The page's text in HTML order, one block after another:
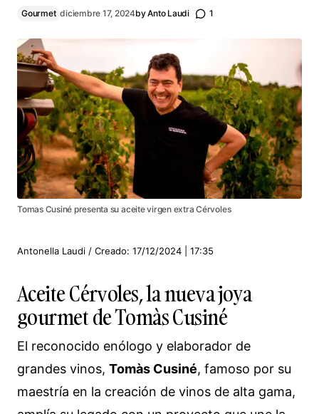
Gourmet diciembre 17, 2024byAnto Laudi 1
Tomas Cusiné presenta su aceite virgen extra Cérvoles
Antonella Laudi / Creado: 17/12/2024 | 17:35
Aceite Cérvoles, la nueva joya
gourmet de Tomàs Cusiné
El reconocido enólogo y elaborador de
grandes vinos, Tomàs Cusiné, famoso por su
maestría en la creación de vinos de alta gama,